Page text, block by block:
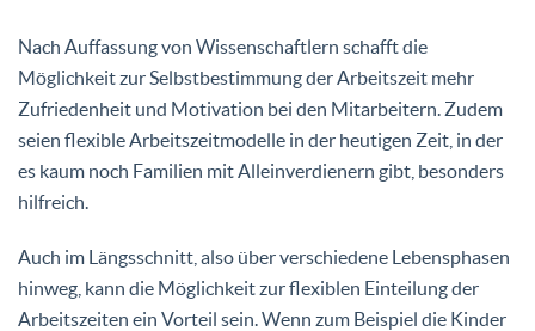
Nach Auffassung von Wissenschaftlern schafft die
Möglichkeit zur Selbstbestimmung der Arbeitszeit mehr
Zufriedenheit und Motivation bei den Mitarbeitern. Zudem
seien flexible Arbeitszeitmodelle in der heutigen Zeit, in der
es kaum noch Familien mit Alleinverdienern gibt, besonders
hilfreich.
Auch im Längsschnitt, also über verschiedene Lebensphasen
hinweg, kann die Möglichkeit zur flexiblen Einteilung der
Arbeitszeiten ein Vorteil sein. Wenn zum Beispiel die Kinder